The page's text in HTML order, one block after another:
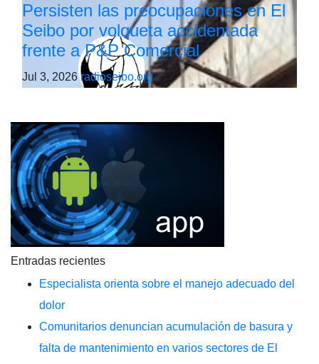
Persisten las preocupaciones en El
Seibo por volqueta accidentada
frente a P&P Comercial
Jul 3, 2026radioseibo.org
Entradas recientes
Especialista orienta sobre el manejo adecuado del
dolor
Comunitarios denuncian acumulación de basura y
falta de mantenimiento en varios sectores de El